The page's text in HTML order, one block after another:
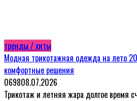
тренды / хиты
Модная трикотажная одежда на лето
комфортные решения
069808.07.2026
Трикотаж и летняя жара долгое время